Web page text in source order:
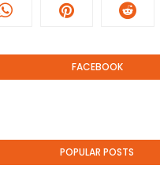
FACEBOOK
POPULAR POSTS